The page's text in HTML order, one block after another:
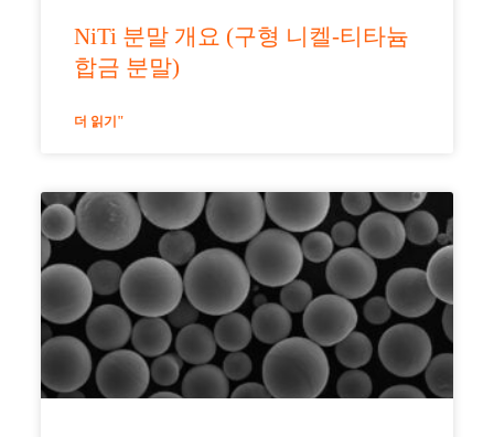
NiTi 분말 개요 (구형 니켈-티타늄
합금 분말)
더 읽기"